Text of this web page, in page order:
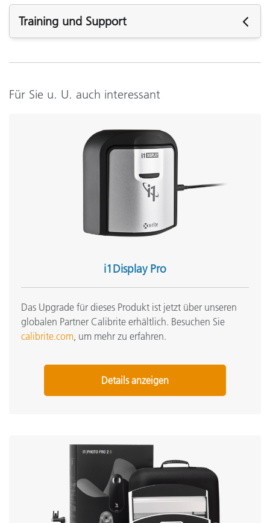
Training und Support
dieses produkts.
Display Profiling - Free eLearning course online
Siehe Alle Support
Für Sie u. U. auch interessant
i1Display Pro
Das Upgrade für dieses Produkt ist jetzt über unseren
globalen Partner Calibrite erhältlich. Besuchen Sie
calibrite.com , um mehr zu erfahren.
Details anzeigen